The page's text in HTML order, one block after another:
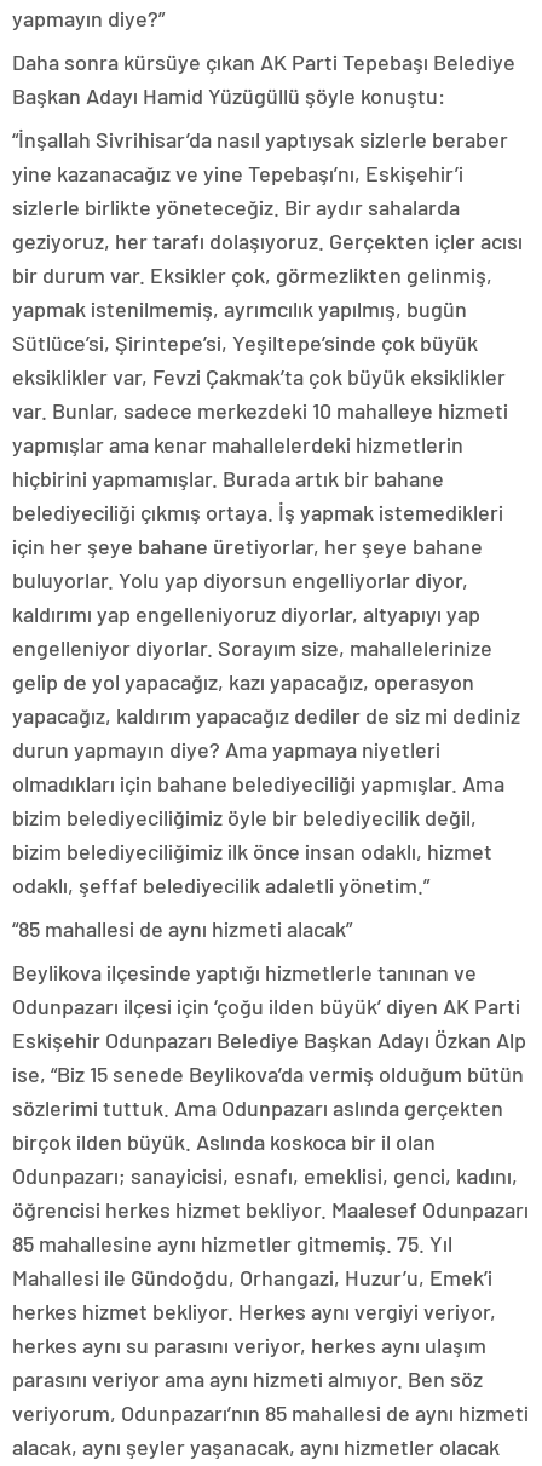
yapmayın diye?”
Daha sonra kürsüye çıkan AK Parti Tepebaşı Belediye
Başkan Adayı Hamid Yüzügüllü şöyle konuştu:
“İnşallah Sivrihisar’da nasıl yaptıysak sizlerle beraber
yine kazanacağız ve yine Tepebaşı’nı, Eskişehir’i
sizlerle birlikte yöneteceğiz. Bir aydır sahalarda
geziyoruz, her tarafı dolaşıyoruz. Gerçekten içler acısı
bir durum var. Eksikler çok, görmezlikten gelinmiş,
yapmak istenilmemiş, ayrımcılık yapılmış, bugün
Sütlüce’si, Şirintepe’si, Yeşiltepe’sinde çok büyük
eksiklikler var, Fevzi Çakmak’ta çok büyük eksiklikler
var. Bunlar, sadece merkezdeki 10 mahalleye hizmeti
yapmışlar ama kenar mahallelerdeki hizmetlerin
hiçbirini yapmamışlar. Burada artık bir bahane
belediyeciliği çıkmış ortaya. İş yapmak istemedikleri
için her şeye bahane üretiyorlar, her şeye bahane
buluyorlar. Yolu yap diyorsun engelliyorlar diyor,
kaldırımı yap engelleniyoruz diyorlar, altyapıyı yap
engelleniyor diyorlar. Sorayım size, mahallelerinize
gelip de yol yapacağız, kazı yapacağız, operasyon
yapacağız, kaldırım yapacağız dediler de siz mi dediniz
durun yapmayın diye? Ama yapmaya niyetleri
olmadıkları için bahane belediyeciliği yapmışlar. Ama
bizim belediyeciliğimiz öyle bir belediyecilik değil,
bizim belediyeciliğimiz ilk önce insan odaklı, hizmet
odaklı, şeffaf belediyecilik adaletli yönetim.”
“85 mahallesi de aynı hizmeti alacak”
Beylikova ilçesinde yaptığı hizmetlerle tanınan ve
Odunpazarı ilçesi için ‘çoğu ilden büyük’ diyen AK Parti
Eskişehir Odunpazarı Belediye Başkan Adayı Özkan Alp
ise, “Biz 15 senede Beylikova’da vermiş olduğum bütün
sözlerimi tuttuk. Ama Odunpazarı aslında gerçekten
birçok ilden büyük. Aslında koskoca bir il olan
Odunpazarı; sanayicisi, esnafı, emeklisi, genci, kadını,
öğrencisi herkes hizmet bekliyor. Maalesef Odunpazarı
85 mahallesine aynı hizmetler gitmemiş. 75. Yıl
Mahallesi ile Gündoğdu, Orhangazi, Huzur’u, Emek’i
herkes hizmet bekliyor. Herkes aynı vergiyi veriyor,
herkes aynı su parasını veriyor, herkes aynı ulaşım
parasını veriyor ama aynı hizmeti almıyor. Ben söz
veriyorum, Odunpazarı’nın 85 mahallesi de aynı hizmeti
alacak, aynı şeyler yaşanacak, aynı hizmetler olacak